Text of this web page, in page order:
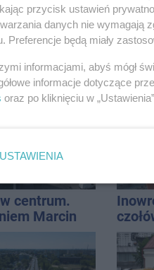
– czym
na tle
centrum.
Marcin
przycisk ustawień
danych nie wymagają
Preferencje będą miały
informacjami, abyś mógł
informacje dotyczące
oraz po kliknięciu w
USTAWIENIA